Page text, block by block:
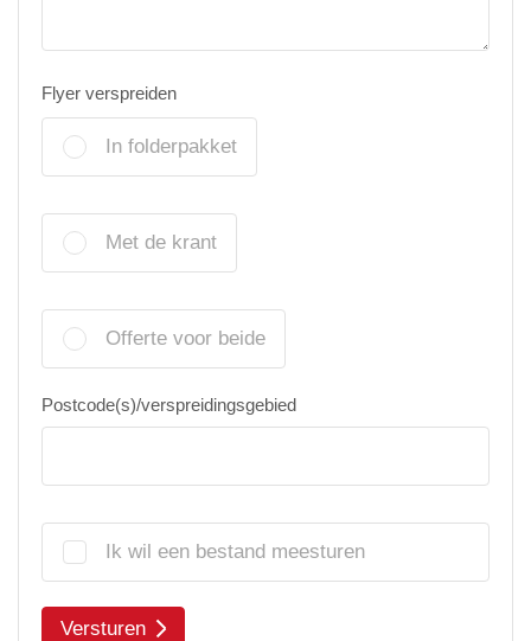
Flyer verspreiden
In folderpakket
Met de krant
Offerte voor beide
Postcode(s)/verspreidingsgebied
Ik wil een bestand meesturen
Versturen